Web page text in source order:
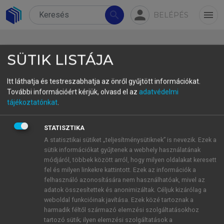
search person BELÉPÉS menu
Mudde kontra Weyland:
Kommentár Benczes István
„Makrogazdasági populizmus
és/vagy a populizmus” politikai
gazdaságtana című
tanulmányához
Ádám Zoltán1
SÜTIK LISTÁJA
Itt láthatja és testreszabhatja az önről gyűjtött információkat.
További információért kérjük, olvasd el az adatvédelmi
tájékoztatónkat.
STATISZTIKA
A statisztikai sütiket „teljesítménysütiknek” is nevezik. Ezek a
sütik információkat gyűjtenek a webhely használatának
módjáról, többek között arról, hogy milyen oldalakat keresett
fel és milyen linkekre kattintott. Ezek az információk a
felhasználó azonosítására nem használhatóak, mivel az
adatok összesítettek és anonimizáltak. Céljuk kizárólag a
weboldal funkcióinak javítása. Ezek közé tartoznak a
harmadik féltől származó elemzési szolgáltatásokhoz
tartozó sütik; ilyen elemzési szolgáltatások a